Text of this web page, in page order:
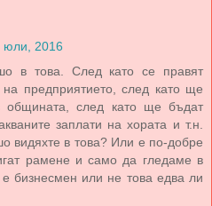
юли, 2016
в това. След като се правят
предприятието, след като ще
общината, след като ще бъдат
заплати на хората и т.н.
видяхте в това? Или е по-добре
рамене и само да гледаме в
бизнесмен или не това едва ли